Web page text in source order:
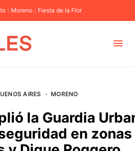
Moreno Fiesta de la Flor
AIRES · MORENO
la Guardia
en zonas